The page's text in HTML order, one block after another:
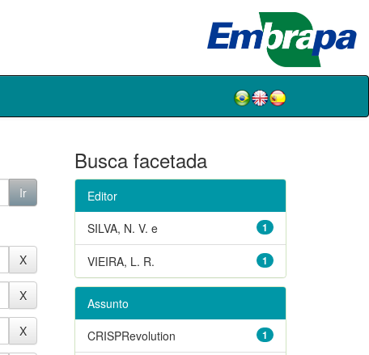
Busca facetada
Editor
1
SILVA, N. V. e
1
VIEIRA, L. R.
Assunto
1
CRISPRevolution